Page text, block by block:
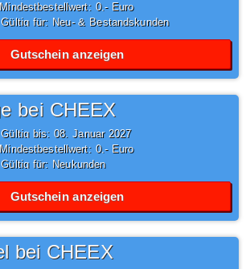
Mindestbestellwert: 0,- Euro
Gültig für: Neu- & Bestandskunden
Gutschein anzeigen
bei CHEEX
Gültig bis: 08.Januar2027
Mindestbestellwert: 0,- Euro
Gültig für: Neukunden
Gutschein anzeigen
bei CHEEX